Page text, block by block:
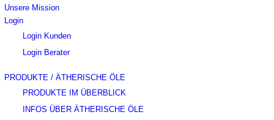
Unsere Mission
Login
Login Kunden
Login Berater
PRODUKTE / ÄTHERISCHE ÖLE
PRODUKTE IM ÜBERBLICK
INFOS ÜBER ÄTHERISCHE ÖLE